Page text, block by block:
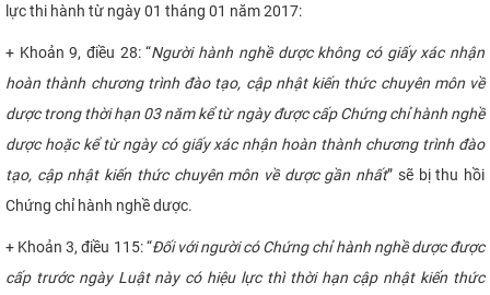
ĐẢM BẢO CHẤT LƯỢNG
KHOA HỌC CÔNG NGHỆ
HTQT
CỰU NGƯỜI HỌC
lực thi hành từ ngày 01 tháng 01 năm 2017:
+ Khoản 9, điều 28: “Người hành nghề dược không có giấy xác nhận
hoàn thành chương trình đào tạo, cập nhật kiến thức chuyên môn về
dược trong thời hạn 03 năm kể từ ngày được cấp Chứng chỉ hành nghề
dược hoặc kể từ ngày có giấy xác nhận hoàn thành chương trình đào
tạo, cập nhật kiến thức chuyên môn về dược gần nhất” sẽ bị thu hồi
Chứng chỉ hành nghề dược.
+ Khoản 3, điều 115: “Đối với người có Chứng chỉ hành nghề dược được
cấp trước ngày Luật này có hiệu lực thì thời hạn cập nhật kiến thức